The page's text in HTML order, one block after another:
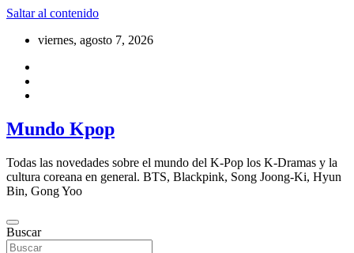
Saltar al contenido
viernes, agosto 7, 2026
Mundo Kpop
Todas las novedades sobre el mundo del K-Pop los K-Dramas y la
cultura coreana en general. BTS, Blackpink, Song Joong-Ki, Hyun
Bin, Gong Yoo
Buscar